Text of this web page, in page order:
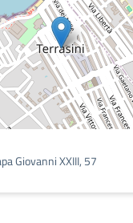
Giovanni XXIII, 57